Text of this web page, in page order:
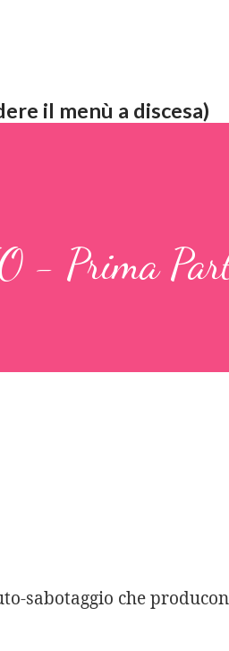
il menù a discesa)
- Prima
sabotaggio che